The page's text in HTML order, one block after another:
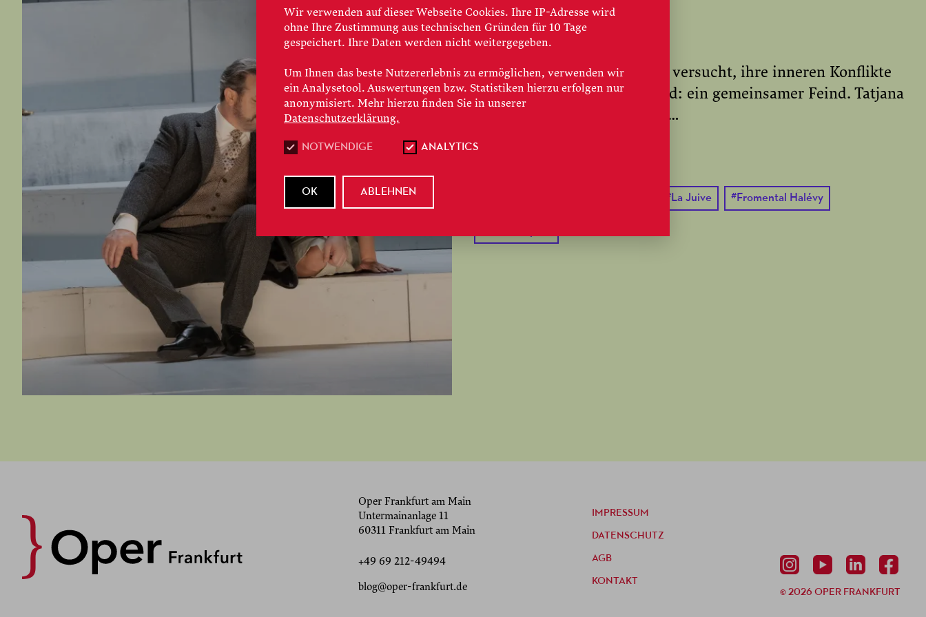
LA JUIVE
Eine gespaltene Gesellschaft versucht, ihre inneren Konflikte
zu überwinden. Gesucht wird: ein gemeinsamer Feind. Tatjana
Gürbaca inszeniert Halévys …
#La Juive #Fromental Halévy
Oper Frankfurt am Main
Untermainanlage 11
60311 Frankfurt am Main
+49 69 212-49494
blog@oper-frankfurt.de
IMPRESSUM
DATENSCHUTZ
AGB
KONTAKT
© 2026 OPER FRANKFURT
Wir verwenden auf dieser Webseite Cookies. Ihre IP-Adresse wird
ohne Ihre Zustimmung aus technischen Gründen für 10 Tage
gespeichert. Ihre Daten werden nicht weitergegeben.
Um Ihnen das beste Nutzererlebnis zu ermöglichen, verwenden wir
ein Analysetool. Auswertungen bzw. Statistiken hierzu erfolgen nur
anonymisiert. Mehr hierzu finden Sie in unserer
Datenschutzerklärung.
NOTWENDIGE ANALYTICS
OK ABLEHNEN